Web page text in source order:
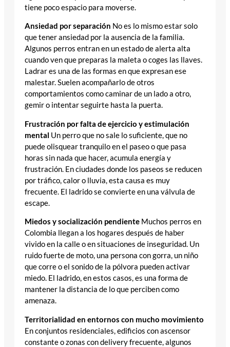
tiene poco espacio para moverse.
Ansiedad por separación No es lo mismo estar solo
que tener ansiedad por la ausencia de la familia.
Algunos perros entran en un estado de alerta alta
cuando ven que preparas la maleta o coges las llaves.
Ladrar es una de las formas en que expresan ese
malestar. Suelen acompañarlo de otros
comportamientos como caminar de un lado a otro,
gemir o intentar seguirte hasta la puerta.
Frustración por falta de ejercicio y estimulación
mental Un perro que no sale lo suficiente, que no
puede olisquear tranquilo en el paseo o que pasa
horas sin nada que hacer, acumula energía y
frustración. En ciudades donde los paseos se reducen
por tráfico, calor o lluvia, esta causa es muy
frecuente. El ladrido se convierte en una válvula de
escape.
Miedos y socialización pendiente Muchos perros en
Colombia llegan a los hogares después de haber
vivido en la calle o en situaciones de inseguridad. Un
ruido fuerte de moto, una persona con gorra, un niño
que corre o el sonido de la pólvora pueden activar
miedo. El ladrido, en estos casos, es una forma de
mantener la distancia de lo que perciben como
amenaza.
Territorialidad en entornos con mucho movimiento
En conjuntos residenciales, edificios con ascensor
constante o zonas con delivery frecuente, algunos